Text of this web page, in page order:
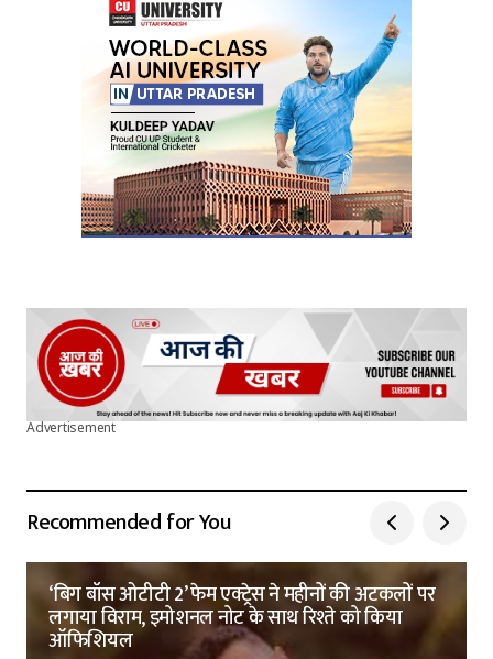
Your E-mail*
Submit Comment
Advertisement
Recommended for You
‘बिग बॉस ओटीटी 2’ फेम एक्ट्रेस ने महीनों की अटकलों पर
लगाया विराम, इमोशनल नोट के साथ रिश्ते को किया
ऑफिशियल